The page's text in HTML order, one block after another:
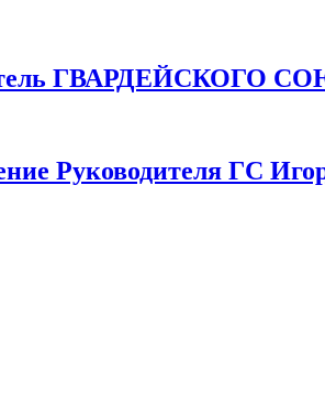
ГВАРДЕЙСКОГО
Руководителя ГС